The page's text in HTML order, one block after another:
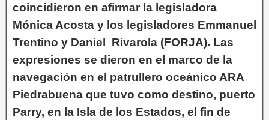
coincidieron en afirmar la legisladora
Mónica Acosta y los legisladores Emmanuel
Trentino y Daniel Rivarola (FORJA). Las
expresiones se dieron en el marco de la
navegación en el patrullero oceánico ARA
Piedrabuena que tuvo como destino, puerto
Parry, en la Isla de los Estados, el fin de